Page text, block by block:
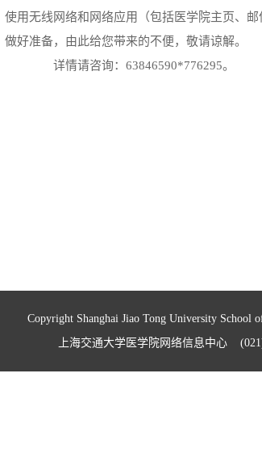
使用无线网络和网络应用（包括医学院主页、
做好准备，由此给您带来的不便，敬请谅解。
详情请咨询：63846590*776295。
Copyright Shanghai Jiao Tong University School
上海交通大学医学院网络信息中心